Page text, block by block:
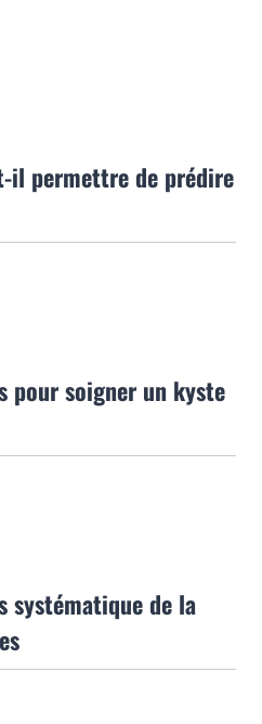
il permettre de prédire
pour soigner un kyste
systématique de la